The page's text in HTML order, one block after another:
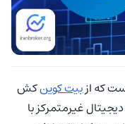
که ازبیت کوینکش
غیرمتمرکز با